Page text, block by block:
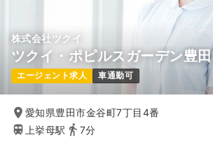
株式会社ツクイ
ツクイ・ポピルスガーデン豊田
エージェント求人 車通勤可
愛知県豊田市金谷町7丁目4番
上挙母駅
7分